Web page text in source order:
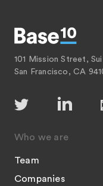
101 Mission Street,
San Francisco, CA
Who we are
Team
Companies